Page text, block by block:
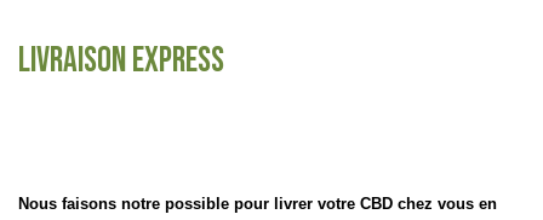
Livraison express
Nous faisons notre possible pour livrer votre CBD chez vous en